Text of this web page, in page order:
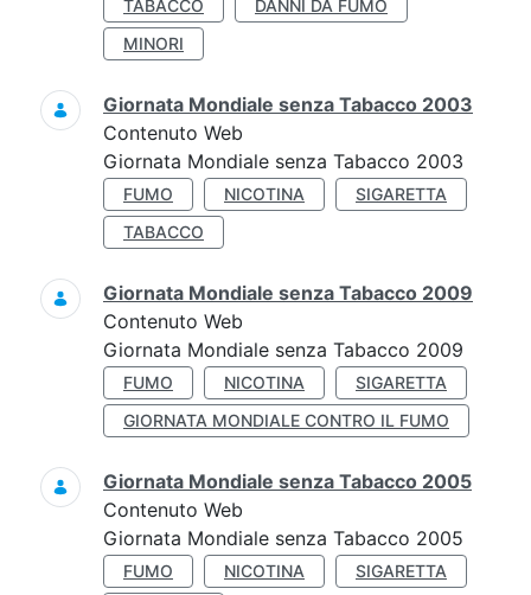
TABACCO
DANNI DA FUMO
MINORI
Giornata Mondiale senza Tabacco 2003
Contenuto Web
Giornata Mondiale senza Tabacco 2003
FUMO NICOTINA
SIGARETTA
TABACCO
Giornata Mondiale senza Tabacco 2009
Contenuto Web
Giornata Mondiale senza Tabacco 2009
FUMO NICOTINA
SIGARETTA
GIORNATA MONDIALE CONTRO IL FUMO
Giornata Mondiale senza Tabacco 2005
Contenuto Web
Giornata Mondiale senza Tabacco 2005
FUMO NICOTINA
SIGARETTA